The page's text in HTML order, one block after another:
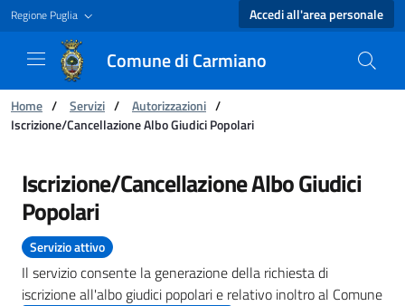
Regione Puglia Accedi all'area personale
Comune di Carmiano
Ti trovi in:
Home / Servizi / Autorizzazioni /
Iscrizione/Cancellazione Albo Giudici Popolari
Iscrizione/Cancellazione Albo Giudici
Iscrizione/Cancellazione Albo Giudici
Popolari
Servizio attivo
Il servizio consente la generazione della richiesta di
iscrizione all'albo giudici popolari e relativo inoltro al Comune